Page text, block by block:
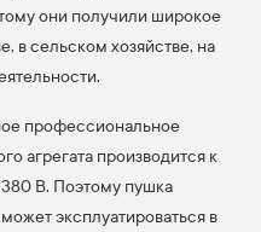
они получили широкое
в сельском хозяйстве, на
профессиональное
агрегата производится к
В. Поэтому пушка
эксплуатироваться в